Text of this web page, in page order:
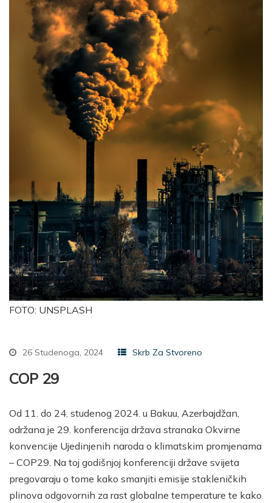
FOTO: UNSPLASH
26 Studenoga, 2024 Skrb Za Stvoreno
COP 29
Od 11. do 24. studenog 2024. u Bakuu, Azerbajdžan,
održana je 29. konferencija država stranaka Okvirne
konvencije Ujedinjenih naroda o klimatskim promjenama
– COP29. Na toj godišnjoj konferenciji države svijeta
pregovaraju o tome kako smanjiti emisije stakleničkih
plinova odgovornih za rast globalne temperature te kako